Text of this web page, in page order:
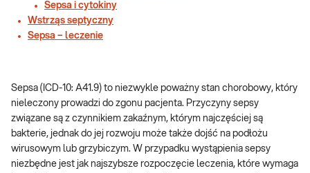
Sepsa i cytokiny
Wstrząs septyczny
Sepsa – leczenie
Sepsa (ICD-10: A41.9) to niezwykle poważny stan chorobowy, który
nieleczony prowadzi do zgonu pacjenta. Przyczyny sepsy
związane są z czynnikiem zakaźnym, którym najczęściej są
bakterie, jednak do jej rozwoju może także dojść na podłożu
wirusowym lub grzybiczym. W przypadku wystąpienia sepsy
niezbędne jest jak najszybsze rozpoczęcie leczenia, które wymaga